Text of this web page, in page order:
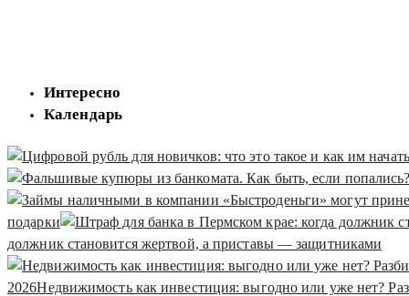
Интересно
Календарь
подарки
должник становится жертвой, а приставы — защитниками
2026Недвижимость как инвестиция: выгодно или уже нет?